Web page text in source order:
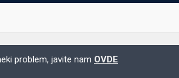
problem, javite nam OVDE